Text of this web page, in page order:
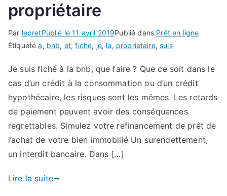
propriétaire
Par lepretPublié le11 avril 2019Publié dans Prêt en ligne
Étiquetéa, bnb, et,fiche, je, la, proprietaire,suis
Je suis fiché à la bnb, que faire ? Que ce soit dans le
cas d’un crédit à la consommation ou d’un crédit
hypothécaire, les risques sont les mêmes. Les retards
de paiement peuvent avoir des conséquences
regrettables. Simulez votre refinancement de prêt de
l’achat de votre bien immobilié Un surendettement,
un interdit bancaire. Dans […]
Lire la suite